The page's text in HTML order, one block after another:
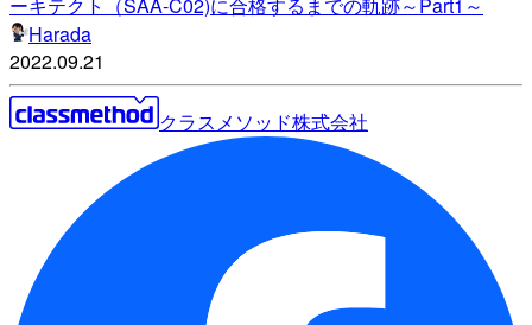
Harada
2022.09.21
クラスメソッド株式会社